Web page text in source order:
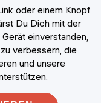
oder einem Knopf
Du Dich mit der
einverstanden,
verbessern, die
und unsere